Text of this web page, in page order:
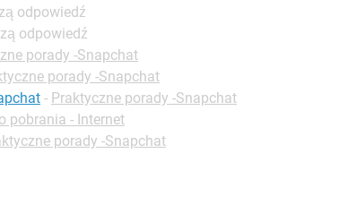
odpowiedź
odpowiedź
porady -Snapchat
porady -Snapchat
- Praktyczne porady -Snapchat
pobrania - Internet
porady -Snapchat